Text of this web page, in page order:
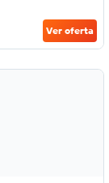
Ver oferta